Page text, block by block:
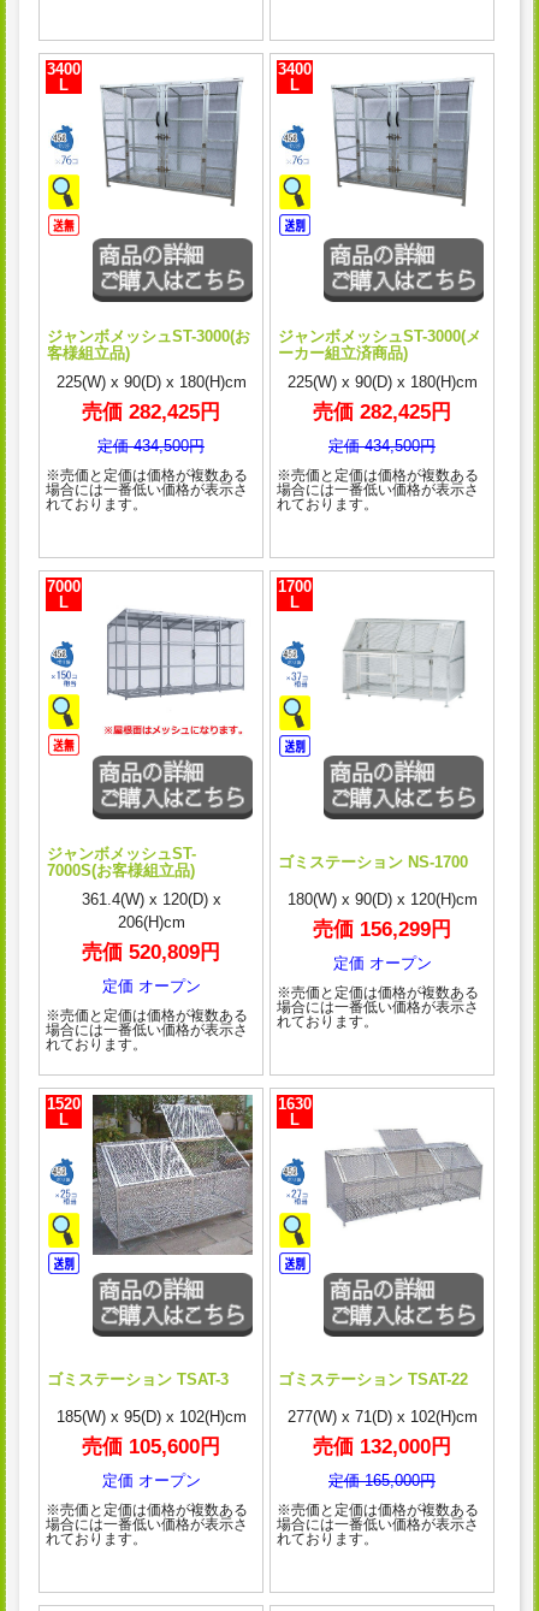
3400
L
ジャンボメッシュST-3000(お
客様組立品)
225(W) x 90(D) x 180(H)cm
売価 282,425円
定価 434,500円
※売価と定価は価格が複数ある
場合には一番低い価格が表示さ
れております。
3400
L
ジャンボメッシュST-3000(メ
ーカー組立済商品)
225(W) x 90(D) x 180(H)cm
売価 282,425円
定価 434,500円
※売価と定価は価格が複数ある
場合には一番低い価格が表示さ
れております。
7000
L
ジャンボメッシュST-
7000S(お客様組立品)
361.4(W) x 120(D) x
206(H)cm
売価 520,809円
定価 オープン
※売価と定価は価格が複数ある
場合には一番低い価格が表示さ
れております。
1700
L
ゴミステーション NS-1700
180(W) x 90(D) x 120(H)cm
売価 156,299円
定価 オープン
※売価と定価は価格が複数ある
場合には一番低い価格が表示さ
れております。
1520
L
ゴミステーション TSAT-3
185(W) x 95(D) x 102(H)cm
売価 105,600円
定価 オープン
※売価と定価は価格が複数ある
場合には一番低い価格が表示さ
れております。
1630
L
ゴミステーション TSAT-22
277(W) x 71(D) x 102(H)cm
売価 132,000円
定価 165,000円
※売価と定価は価格が複数ある
場合には一番低い価格が表示さ
れております。